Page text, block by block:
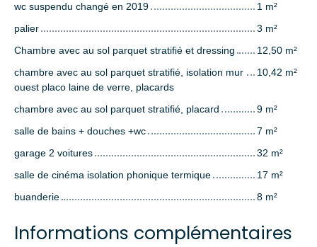
wc suspendu changé en 2019
1 m²
palier
3 m²
Chambre avec au sol parquet stratifié et dressing
12,50 m²
chambre avec au sol parquet stratifié, isolation mur
ouest placo laine de verre, placards
10,42 m²
chambre avec au sol parquet stratifié, placard
9 m²
salle de bains + douches +wc
7 m²
garage 2 voitures
32 m²
salle de cinéma isolation phonique termique
17 m²
buanderie
8 m²
Informations complémentaires